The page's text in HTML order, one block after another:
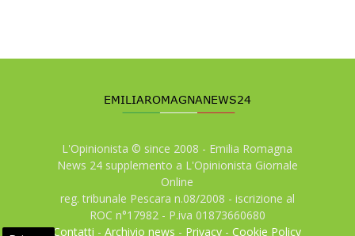
L'Opinionista © since 2008 - Emilia Romagna
News 24 supplemento a L'Opinionista Giornale
Online
reg. tribunale Pescara n.08/2008 - iscrizione al
ROC n°17982 - P.iva 01873660680
Contatti -Archivio news - Privacy -Cookie Policy